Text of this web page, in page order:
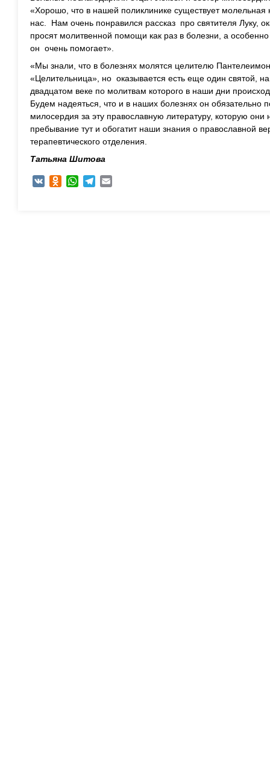
«Хорошо, что в нашей поликлинике существует молельная
нас. Нам очень понравился рассказ про святителя Луку,
просят молитвенной помощи как раз в болезни, а особенно
он очень помогает».
«Мы знали, что в болезнях молятся целителю
«Целительница», но оказывается есть еще один святой,
двадцатом веке по молитвам которого в наши дни
Будем надеяться, что и в наших болезнях он обязательно
милосердия за эту православную литературу, которую
пребывание тут и обогатит наши знания о православной
терапевтического отделения.
Татьяна Шитова
VK Odnoklassniki
WhatsAppTelegram